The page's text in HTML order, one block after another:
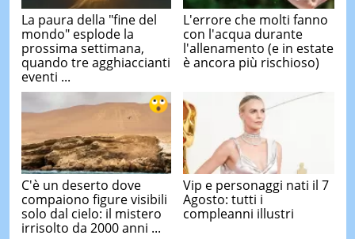
La paura della "fine del
mondo" esplode la
prossima settimana,
quando tre agghiaccianti
eventi ...
L'errore che molti fanno
con l'acqua durante
l'allenamento (e in estate
è ancora più rischioso)
C'è un deserto dove
compaiono figure visibili
solo dal cielo: il mistero
irrisolto da 2000 anni ...
Vip e personaggi nati il 7
Agosto: tutti i
compleanni illustri